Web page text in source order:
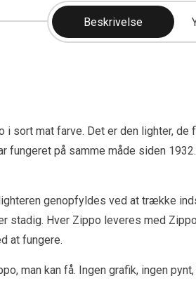
Beskrivelse
sort mat farve. Det er den lighter,
fungeret på samme måde siden
genopfyldes ved at trække
stadig. Hver Zippo leveres med
at fungere.
man kan få. Ingen grafik, ingen